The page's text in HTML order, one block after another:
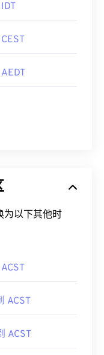
为以下其他时
ACST
ACST